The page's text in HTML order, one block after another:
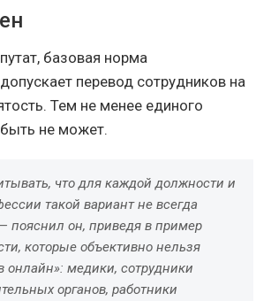
базовая норма
перевод сотрудников на
Тем не менее единого
не может.
что для каждой должности и
такой вариант не всегда
пояснил он, приведя в пример
которые объективно нельзя
онлайн»: медики, сотрудники
органов, работники